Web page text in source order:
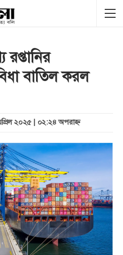
বাতিল করল
২০২৫ | ০২:২৪ অপরাহ্ণ